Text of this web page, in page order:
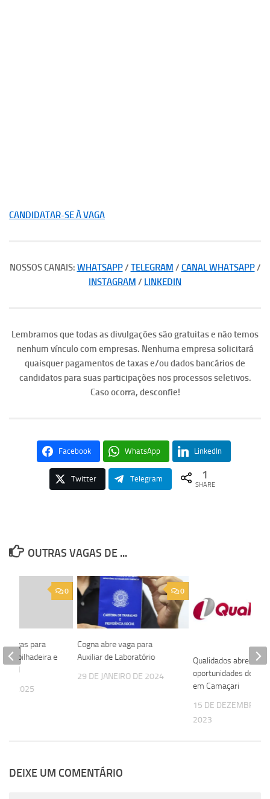
CANDIDATAR-SE À VAGA
NOSSOS CANAIS: WHATSAPP/ TELEGRAM / CANAL WHATSAPP/
INSTAGRAM / LINKEDIN
Lembramos que todas as divulgações são gratuitas e não temos
nenhum vínculo com empresas. Nenhuma empresa solicitará
quaisquer pagamentos de taxas e/ou dados bancários de
candidatos para suas participações nos processos seletivos.
Caso ocorra, desconfie!
Facebook WhatsApp LinkedIn
Twitter Telegram 1
SHARE
OUTRAS VAGAS DE ...
0
Cogna abre vaga para
Auxiliar de Laboratório
29 DE JANEIRO DE 2024
Qualidados abre
oportunidades de
em Camaçari
15 DE DEZEMBRO
2023
0
vagas para
Empilhadeira e
I
DE 2025
DEIXE UM COMENTÁRIO